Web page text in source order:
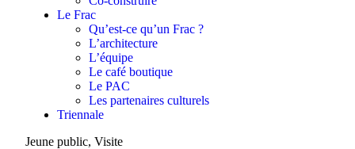
Le Frac
Qu’est-ce qu’un Frac ?
L’architecture
L’équipe
Le café boutique
Le PAC
Les partenaires culturels
Triennale
Jeune public, Visite